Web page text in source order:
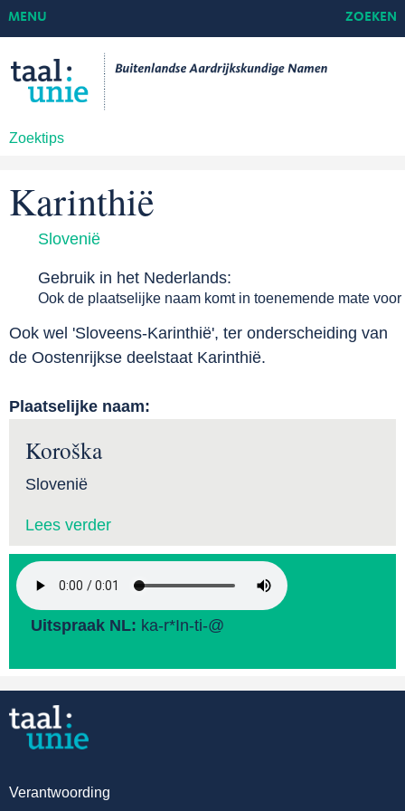
Zoektips
MENU ZOEKEN
Karinthië
Slovenië
Gebruik in het Nederlands:
Ook de plaatselijke naam komt in toenemende mate voor
Ook wel 'Sloveens-Karinthië', ter onderscheiding van
de Oostenrijkse deelstaat Karinthië.
Plaatselijke naam:
Koroška
Slovenië
Lees verder
Uitspraak NL: ka-r*In-ti-@
Verantwoording